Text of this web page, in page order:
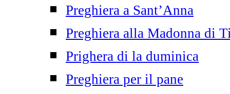
Preghiera a Sant’Anna
Preghiera alla Madonna di
Prighera di la duminica
Preghiera per il pane